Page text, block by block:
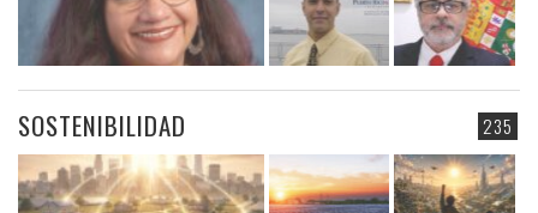
235
SOSTENIBILIDAD